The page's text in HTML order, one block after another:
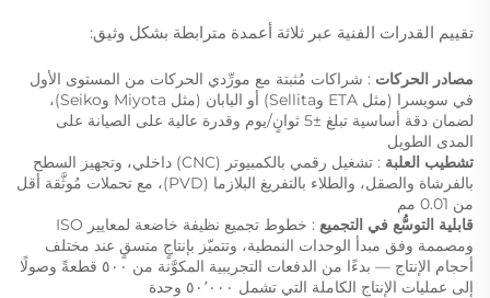
تقييم القدرات الفنية عبر ثلاثة أعمدة مترابطة بشكل وثيق:
مصادر الحركات : شراكات مُثبتة مع مورِّدي الحركات من المستوى الأول
في سويسرا (مثل ETA وSellita) أو اليابان (مثل Miyota وSeiko)،
لضمان دقة أساسية تبلغ ±5 ثوانٍ/يوم وقدرة عالية على الصيانة على
المدى الطويل
تشطيب العلبة
: تشغيل رقمي بالكمبيوتر (CNC) داخلي، وتجهيز السطح
بالفرشاة والصقل، والطلاء بالتفريغ البلازما (PVD)، مع تحملات مُوثَّقة أقل
من 0.01 مم
قابلية التوسُّع في التجميع
: خطوط تجميع نظيفة خاضعة لمعايير ISO
ومصممة وفق مبدأ الوحدات النمطية، وتتميّز بإنتاجٍ متسقٍ عند مختلف
أحجام الإنتاج — بدءًا من الدفعات التجريبية المكوَّنة من ٥٠٠ قطعةً وصولًا
إلى عمليات الإنتاج الكاملة التي تشمل ٥٠٬٠٠٠ وحدة